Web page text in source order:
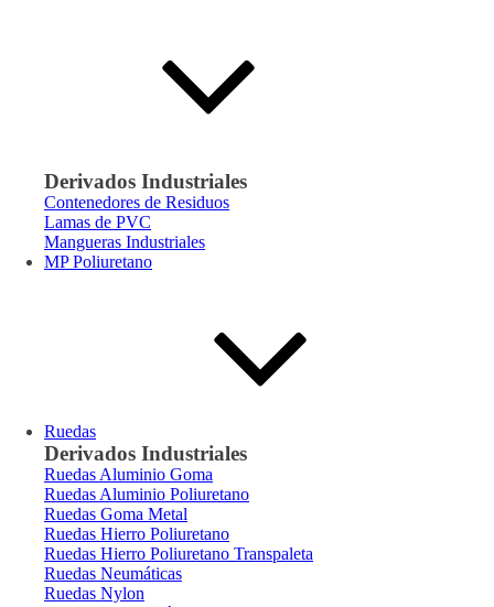
Derivados Industriales
Contenedores de Residuos
Lamas de PVC
Mangueras Industriales
MP Poliuretano
Ruedas
Derivados Industriales
Ruedas Aluminio Goma
Ruedas Aluminio Poliuretano
Ruedas Goma Metal
Ruedas Hierro Poliuretano
Ruedas Hierro Poliuretano Transpaleta
Ruedas Neumáticas
Ruedas Nylon